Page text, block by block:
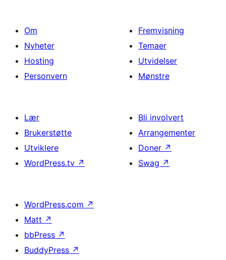
Om
Nyheter
Hosting
Personvern
Fremvisning
Temaer
Utvidelser
Mønstre
Lær
Brukerstøtte
Utviklere
WordPress.tv ↗
Bli involvert
Arrangementer
Doner ↗
Swag ↗
WordPress.com ↗
Matt ↗
bbPress ↗
BuddyPress ↗